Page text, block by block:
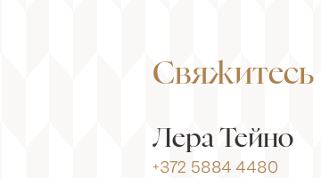
Свяжитесь
Лера Тейно
+372 5884 4480